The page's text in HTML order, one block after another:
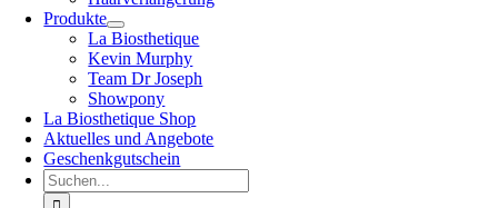
Produkte
La Biosthetique
Kevin Murphy
Team Dr Joseph
Showpony
La Biosthetique Shop
Aktuelles und Angebote
Geschenkgutschein
Suche
nach: